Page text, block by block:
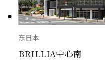
东日本
BRILLIA中心南